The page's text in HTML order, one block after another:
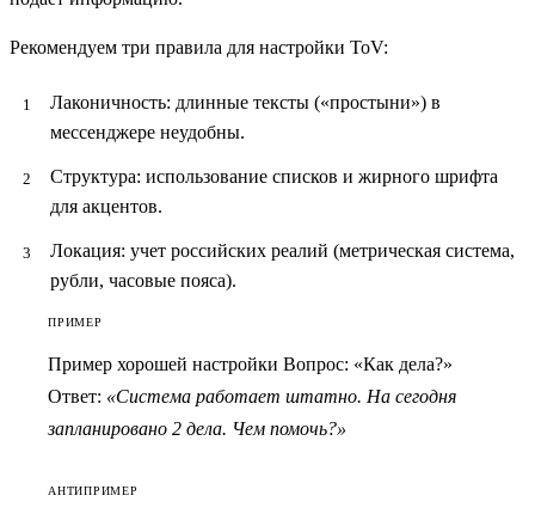
Рекомендуем три правила для настройки ToV:
Лаконичность: длинные тексты («простыни») в
мессенджере неудобны.
Структура: использование списков и жирного шрифта
для акцентов.
Локация: учет российских реалий (метрическая система,
рубли, часовые пояса).
ПРИМЕР
Пример хорошей настройки Вопрос: «Как дела?»
Ответ: «Система работает штатно. На сегодня
запланировано 2 дела. Чем помочь?»
АНТИПРИМЕР